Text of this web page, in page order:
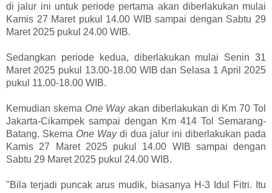
di jalur ini untuk periode pertama akan diberlakukan mulai
Kamis 27 Maret pukul 14.00 WIB sampai dengan Sabtu 29
Maret 2025 pukul 24.00 WIB.
Sedangkan periode kedua, diberlakukan mulai Senin 31
Maret 2025 pukul 13.00-18.00 WIB dan Selasa 1 April 2025
pukul 11.00-18.00 WIB.
Kemudian skema One Wayakan diberlakukan di Km 70 Tol
Jakarta-Cikampek sampai dengan Km 414 Tol Semarang-
Batang. Skema One Waydi dua jalur ini diberlakukan pada
Kamis 27 Maret 2025 pukul 14.00 WIB sampai dengan
Sabtu 29 Maret 2025 pukul 24.00 WIB.
"Bila terjadi puncak arus mudik, biasanya H-3 Idul Fitri. Itu